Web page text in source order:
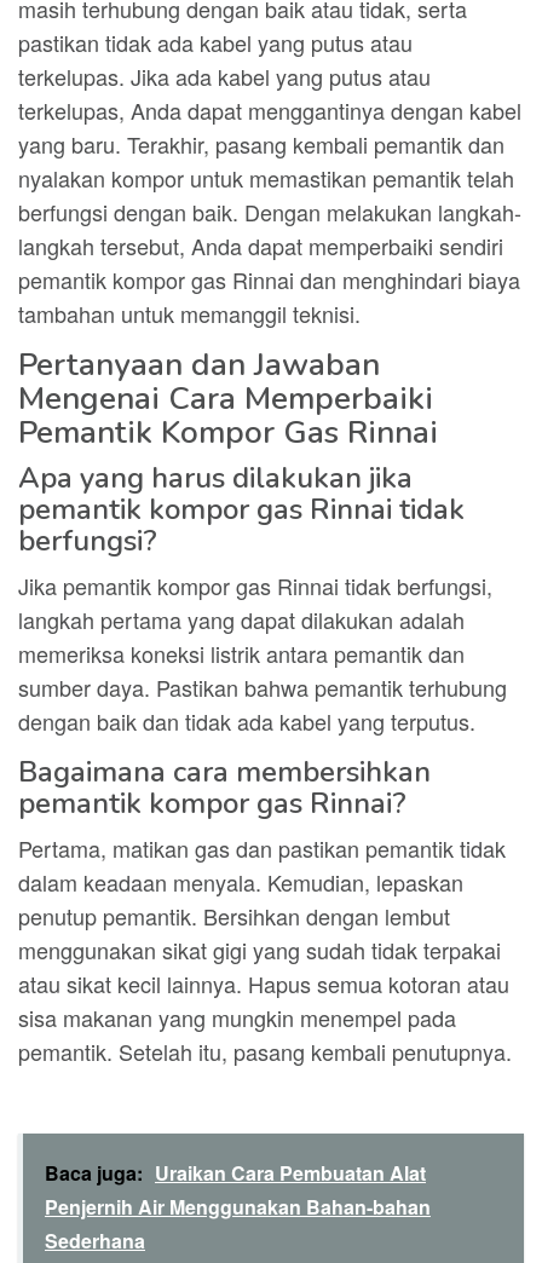
masih terhubung dengan baik atau tidak, serta
pastikan tidak ada kabel yang putus atau
terkelupas. Jika ada kabel yang putus atau
terkelupas, Anda dapat menggantinya dengan kabel
yang baru. Terakhir, pasang kembali pemantik dan
nyalakan kompor untuk memastikan pemantik telah
berfungsi dengan baik. Dengan melakukan langkah-
langkah tersebut, Anda dapat memperbaiki sendiri
pemantik kompor gas Rinnai dan menghindari biaya
tambahan untuk memanggil teknisi.
Pertanyaan dan Jawaban
Mengenai Cara Memperbaiki
Pemantik Kompor Gas Rinnai
Apa yang harus dilakukan jika
pemantik kompor gas Rinnai tidak
berfungsi?
Jika pemantik kompor gas Rinnai tidak berfungsi,
langkah pertama yang dapat dilakukan adalah
memeriksa koneksi listrik antara pemantik dan
sumber daya. Pastikan bahwa pemantik terhubung
dengan baik dan tidak ada kabel yang terputus.
Bagaimana cara membersihkan
pemantik kompor gas Rinnai?
Pertama, matikan gas dan pastikan pemantik tidak
dalam keadaan menyala. Kemudian, lepaskan
penutup pemantik. Bersihkan dengan lembut
menggunakan sikat gigi yang sudah tidak terpakai
atau sikat kecil lainnya. Hapus semua kotoran atau
sisa makanan yang mungkin menempel pada
pemantik. Setelah itu, pasang kembali penutupnya.
Baca juga: Uraikan Cara Pembuatan Alat
Penjernih Air Menggunakan Bahan-bahan
Sederhana